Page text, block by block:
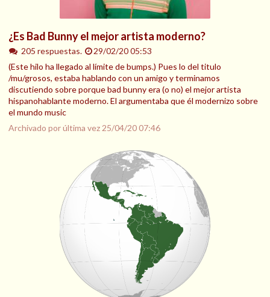
¿Es Bad Bunny el mejor artista moderno?
205 respuestas.
29/02/20 05:53
(Este hilo ha llegado al límite de bumps.) Pues lo del titulo
/mu/grosos, estaba hablando con un amigo y terminamos
discutiendo sobre porque bad bunny era (o no) el mejor artista
hispanohablante moderno. El argumentaba que él modernizo sobre
el mundo music
Archivado por última vez 25/04/20 07:46